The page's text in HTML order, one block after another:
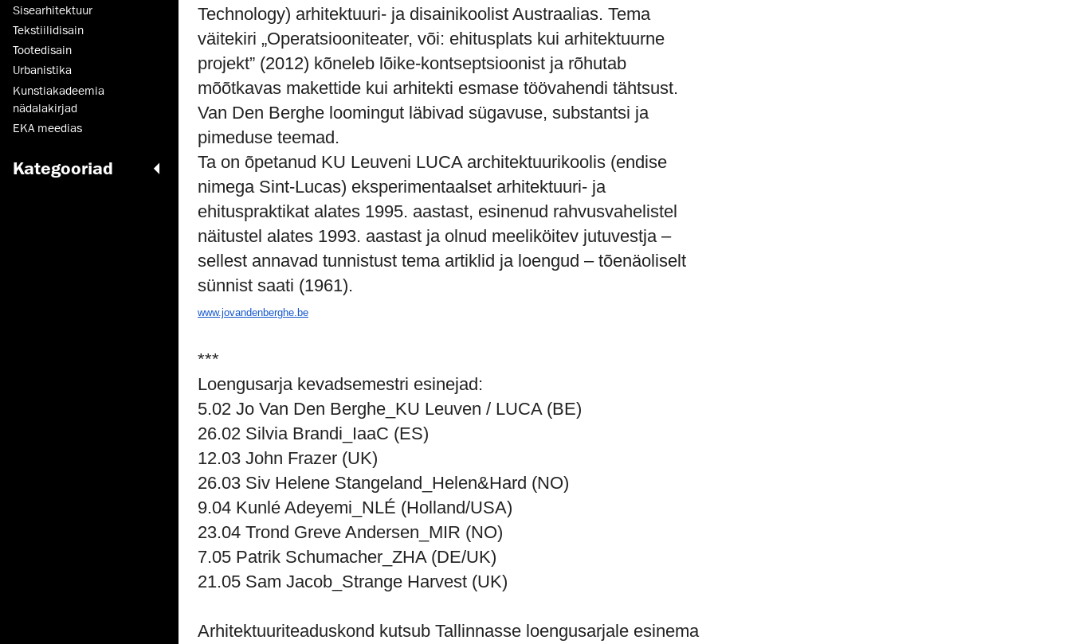
Sisearhitektuur
Tekstiilidisain
Tootedisain
Urbanistika
Kunstiakadeemia
nädalakirjad
EKA meedias
Kategooriad
Technology) arhitektuuri- ja disainikoolist Austraalias. Tema
väitekiri „Operatsiooniteater, või: ehitusplats kui arhitektuurne
projekt” (2012) kõneleb lõike-kontseptsioonist ja rõhutab
mõõtkavas makettide kui arhitekti esmase töövahendi tähtsust.
Van Den Berghe loomingut läbivad sügavuse, substantsi ja
pimeduse teemad.
Ta on õpetanud KU Leuveni LUCA architektuurikoolis (endise
nimega Sint-Lucas) eksperimentaalset arhitektuuri- ja
ehituspraktikat alates 1995. aastast, esinenud rahvusvahelistel
näitustel alates 1993. aastast ja olnud meeliköitev jutuvestja –
sellest annavad tunnistust tema artiklid ja loengud – tõenäoliselt
sünnist saati (1961).
www.jovandenberghe.be
***
Loengusarja kevadsemestri esinejad:
5.02 Jo Van Den Berghe_KU Leuven / LUCA (BE)
26.02 Silvia Brandi_IaaC (ES)
12.03 John Frazer (UK)
26.03 Siv Helene Stangeland_Helen&Hard (NO)
9.04 Kunlé Adeyemi_NLÉ (Holland/USA)
23.04 Trond Greve Andersen_MIR (NO)
7.05 Patrik Schumacher_ZHA (DE/UK)
21.05 Sam Jacob_Strange Harvest (UK)
Arhitektuuriteaduskond kutsub Tallinnasse loengusarjale esinema